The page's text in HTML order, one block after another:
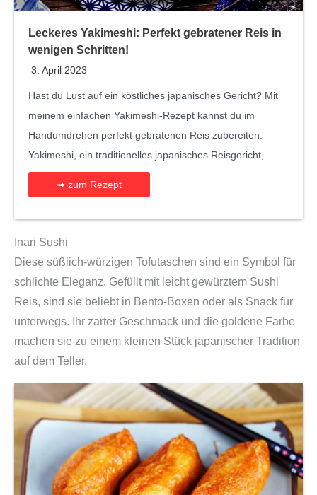
Leckeres Yakimeshi: Perfekt gebratener Reis in
wenigen Schritten!
3. April 2023
Hast du Lust auf ein köstliches japanisches Gericht? Mit
meinem einfachen Yakimeshi-Rezept kannst du im
Handumdrehen perfekt gebratenen Reis zubereiten.
Yakimeshi, ein traditionelles japanisches Reisgericht,…
➟ zum Rezept
Inari Sushi
Diese süßlich-würzigen Tofutaschen sind ein Symbol für
schlichte Eleganz. Gefüllt mit leicht gewürztem Sushi
Reis, sind sie beliebt in Bento-Boxen oder als Snack für
unterwegs. Ihr zarter Geschmack und die goldene Farbe
machen sie zu einem kleinen Stück japanischer Tradition
auf dem Teller.